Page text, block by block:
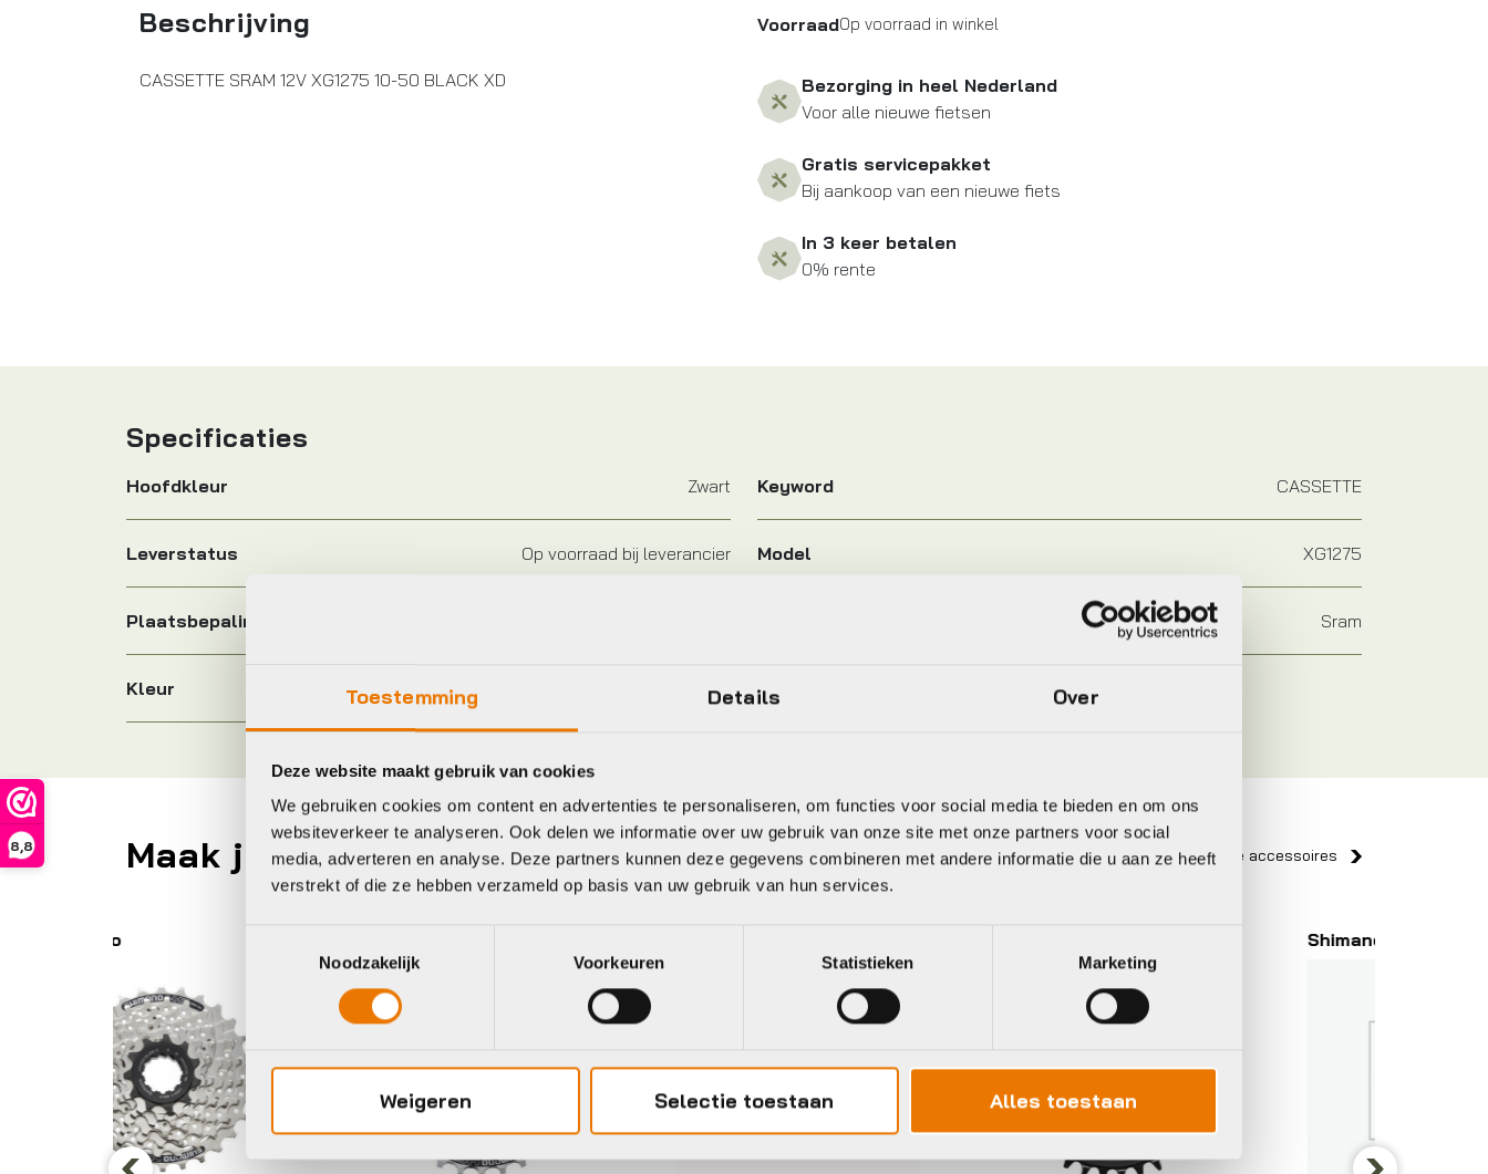
Toestemming Details Over
Deze website maakt gebruik van cookies
We gebruiken cookies om content en advertenties te personaliseren, om functies voor social media te bieden en om ons
websiteverkeer te analyseren. Ook delen we informatie over uw gebruik van onze site met onze partners voor social
media, adverteren en analyse. Deze partners kunnen deze gegevens combineren met andere informatie die u aan ze heeft
verstrekt of die ze hebben verzameld op basis van uw gebruik van hun services.
Noodzakelijk
Voorkeuren Statistieken Marketing
Weigeren Selectie toestaan Alles toestaan
8,8
Beschrijving
CASSETTE SRAM 12V XG1275 10-50 BLACK XD
VoorraadOp voorraad in winkel
Bezorging in heel Nederland
Voor alle nieuwe fietsen
Gratis servicepakket
Bij aankoop van een nieuwe fiets
In 3 keer betalen
0% rente
Specificaties
Hoofdkleur Zwart Keyword CASSETTE
Leverstatus Op voorraad bij leverancier Model XG1275
Plaatsbepaling Sram
Kleur Zwart
Maak je fiets compleet Bekijk alle accessoires